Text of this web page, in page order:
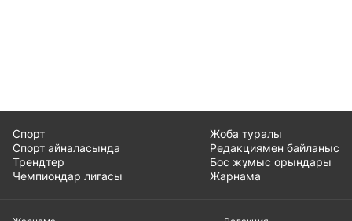
Спорт
Спорт айналасында
Трендтер
Чемпиондар лигасы
Жоба туралы
Редакциямен байланыс
Бос жұмыс орындары
Жарнама